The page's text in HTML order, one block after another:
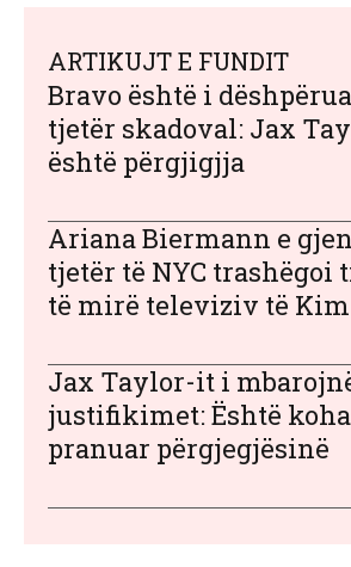
ARTIKUJT E FUNDIT
Bravo është i
tjetër skadoval: Jax
është përgjigjja
Ariana Biermann e
tjetër të NYC trashëgoi
të mirë televiziv të
Jax Taylor-it i
justifikimet: Është
pranuar përgjegjësinë